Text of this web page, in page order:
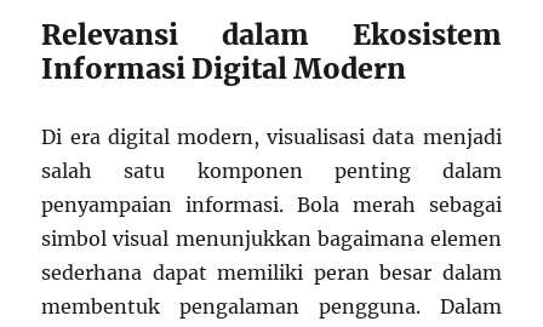
Relevansi dalam Ekosistem
Informasi Digital Modern
Di era digital modern, visualisasi data menjadi
salah satu komponen penting dalam
penyampaian informasi. Bola merah sebagai
simbol visual menunjukkan bagaimana elemen
sederhana dapat memiliki peran besar dalam
membentuk pengalaman pengguna. Dalam